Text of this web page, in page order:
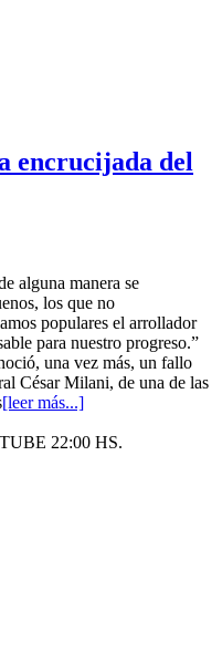
encrucijada del
alguna manera se
los que no
populares el arrollador
para nuestro progreso.”
una vez más, un fallo
César Milani, de una de las
[leer más...]
22:00 HS.